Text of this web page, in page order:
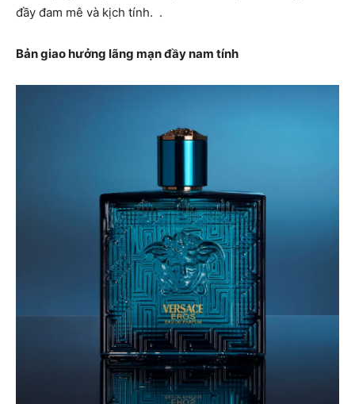
đầy đam mê và kịch tính. .
Bản giao hưởng lãng mạn đầy nam tính